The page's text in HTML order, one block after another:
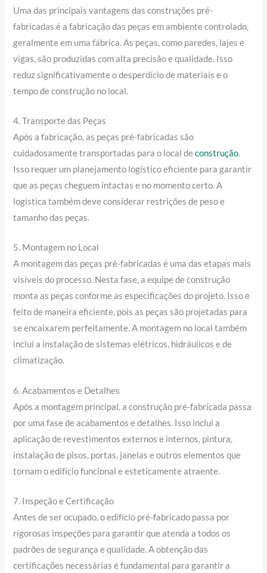
Uma das principais vantagens das construções pré-
fabricadas é a fabricação das peças em ambiente controlado,
geralmente em uma fábrica. As peças, como paredes, lajes e
vigas, são produzidas com alta precisão e qualidade. Isso
reduz significativamente o desperdício de materiais e o
tempo de construção no local.
4. Transporte das Peças
Após a fabricação, as peças pré-fabricadas são
cuidadosamente transportadas para o local deconstrução.
Isso requer um planejamento logístico eficiente para garantir
que as peças cheguem intactas e no momento certo. A
logística também deve considerar restrições de peso e
tamanho das peças.
5. Montagem no Local
A montagem das peças pré-fabricadas é uma das etapas mais
visíveis do processo. Nesta fase, a equipe de construção
monta as peças conforme as especificações do projeto. Isso é
feito de maneira eficiente, pois as peças são projetadas para
se encaixarem perfeitamente. A montagem no local também
inclui a instalação de sistemas elétricos, hidráulicos e de
climatização.
6. Acabamentos e Detalhes
Após a montagem principal, a construção pré-fabricada passa
por uma fase de acabamentos e detalhes. Isso inclui a
aplicação de revestimentos externos e internos, pintura,
instalação de pisos, portas, janelas e outros elementos que
tornam o edifício funcional e esteticamente atraente.
7. Inspeção e Certificação
Antes de ser ocupado, o edifício pré-fabricado passa por
rigorosas inspeções para garantir que atenda a todos os
padrões de segurança e qualidade. A obtenção das
certificações necessárias é fundamental para garantir a